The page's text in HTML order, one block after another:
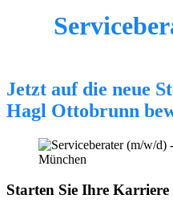
Jetzt auf die neue
Hagl Ottobrunn
Starten Sie Ihre Karriere